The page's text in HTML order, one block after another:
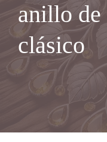
anillo
clásico